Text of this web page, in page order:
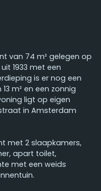
van 74 m² gelegen op
1933 met een
is er nog een
m² en een zonnig
ligt op eigen
in Amsterdam
met 2 slaapkamers,
apart toilet,
met een weids